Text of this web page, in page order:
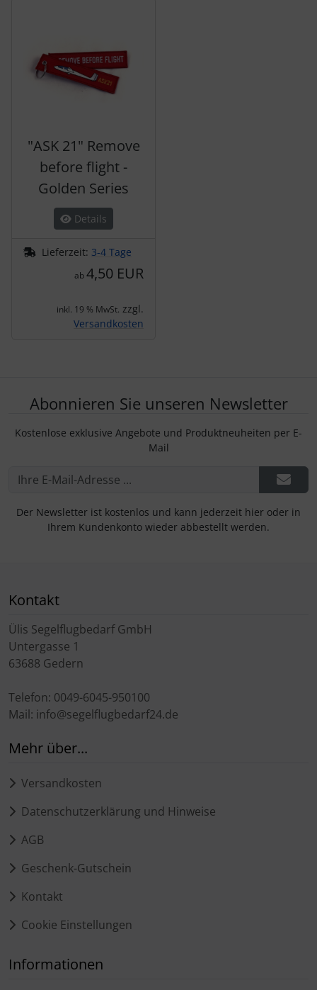
"ASK 21" Remove
before flight -
Golden Series
Details
Lieferzeit: 3-4 Tage
ab4,50 EUR
inkl. 19 % MwSt. zzgl.
Versandkosten
Abonnieren Sie unseren Newsletter
Kostenlose exklusive Angebote und Produktneuheiten per E-
Mail
Der Newsletter ist kostenlos und kann jederzeit hier oder in
Ihrem Kundenkonto wieder abbestellt werden.
Kontakt
Ülis Segelflugbedarf GmbH
Untergasse 1
63688 Gedern
Telefon: 0049-6045-950100
Mail: info@segelflugbedarf24.de
Mehr über...
Versandkosten
Datenschutzerklärung und Hinweise
AGB
Geschenk-Gutschein
Kontakt
Cookie Einstellungen
Informationen